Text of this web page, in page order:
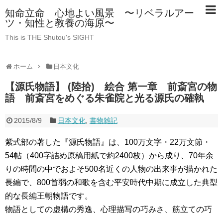
知命立命 心地よい風景 〜リベラルアー
ツ・知性と教養の海原〜
This is THE Shutou's SIGHT
ホーム 日本文化
【源氏物語】 (陸拾) 絵合 第一章 前斎宮の物
語 前斎宮をめぐる朱雀院と光る源氏の確執
2015/8/9 日本文化, 書物雑記
紫式部の著した『源氏物語』は、100万文字・22万文節・
54帖（400字詰め原稿用紙で約2400枚）から成り、70年余
りの時間の中でおよそ500名近くの人物の出来事が描かれた
長編で、800首弱の和歌を含む平安時代中期に成立した典型
的な長編王朝物語です。
物語としての虚構の秀逸、心理描写の巧みさ、筋立ての巧